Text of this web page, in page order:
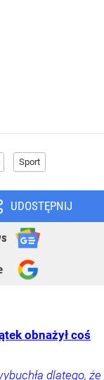
Sport
UDOSTĘPNIJ
obnażył coś
dlatego, że